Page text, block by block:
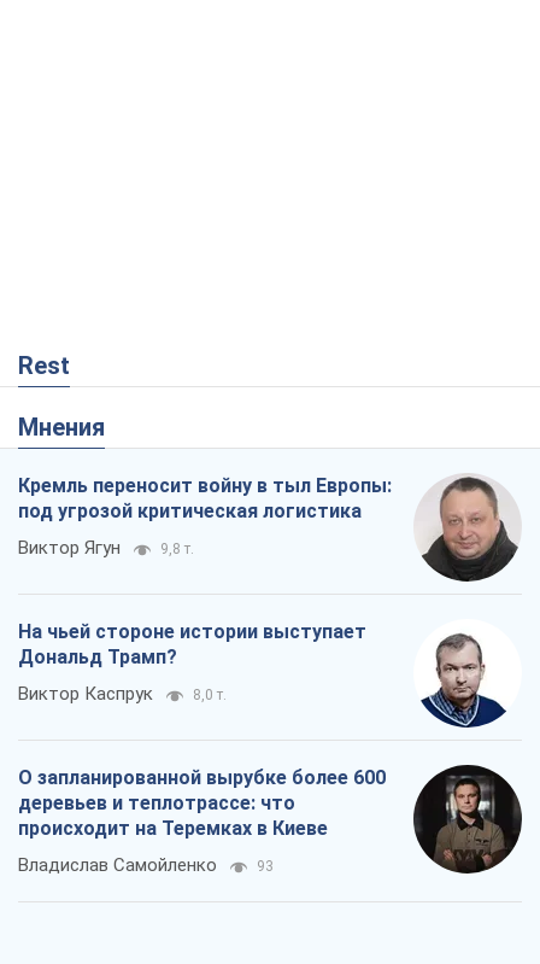
Rest
Мнения
Кремль переносит войну в тыл Европы:
под угрозой критическая логистика
Виктор Ягун 9,8 т.
На чьей стороне истории выступает
Дональд Трамп?
Виктор Каспрук 8,0 т.
О запланированной вырубке более 600
деревьев и теплотрассе: что
происходит на Теремках в Киеве
Владислав Самойленко 93